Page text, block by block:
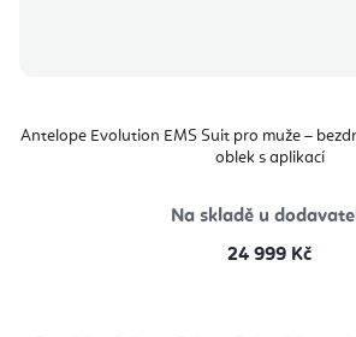
Antelope Evolution EMS Suit pro muže –
oblek s aplikací
Na skladě u
24 999 Kč